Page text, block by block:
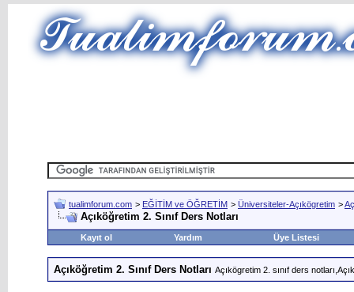
tualimforum.com > EĞİTİM ve ÖĞRETİM > Üniversiteler-Açıkögretim >
Açıköğretim 2. Sınıf Ders Notları
Kayıt ol Yardım Üye Listesi
Açıköğretim 2. Sınıf Ders Notları Açıkögretim 2. sınıf ders